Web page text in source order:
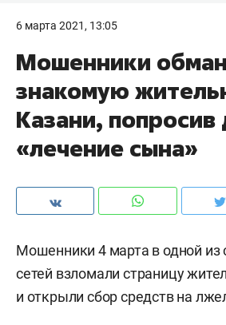
6 марта 2021, 13:05
Мошенники
знакомую
Казани, попросив
«лечение сына»
Мошенники 4 марта в одной из
сетей взломали страницу
и открыли сбор средств на